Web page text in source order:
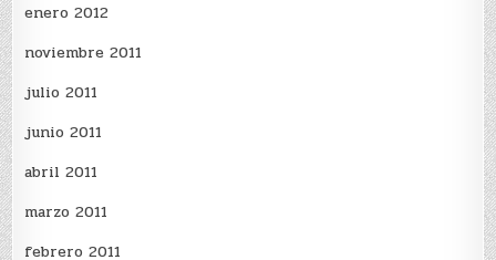
enero 2012
noviembre 2011
julio 2011
junio 2011
abril 2011
marzo 2011
febrero 2011